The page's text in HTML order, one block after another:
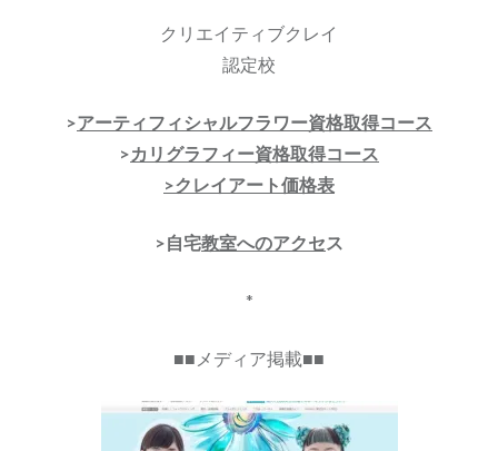
クリエイティブクレイ
認定校
>アーティフィシャルフラワー資格取得コース
>カリグラフィー資格取得コース
>クレイアート価格表
>自宅教室へのアクセス
*
■■メディア掲載■■